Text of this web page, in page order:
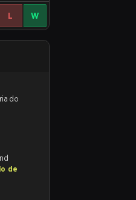
L W
a vitória do
de